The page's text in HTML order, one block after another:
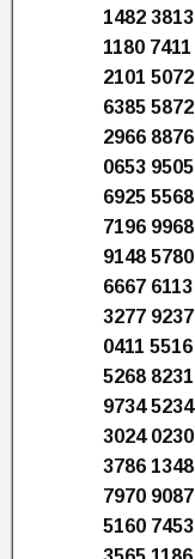
1482
1180
2101
6385
2966
0653
6925
7196
9148
6667
3277
0411
5268
9734
3024
3786
7970
5160